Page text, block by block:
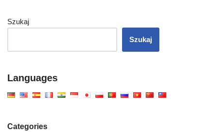
Szukaj
Szukaj
Languages
Categories